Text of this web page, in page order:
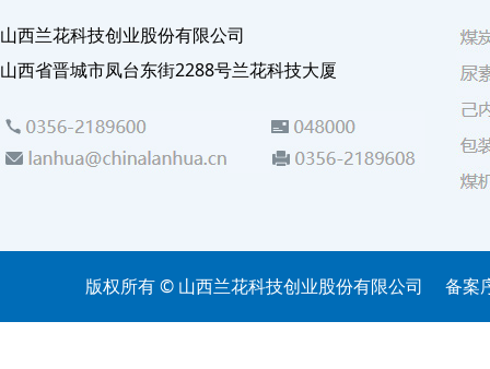
山西兰花科技创业股份有限公司
山西省晋城市凤台东街2288号兰花科技大厦
版权所有 © 山西兰花科技创业股份有限公司 备案